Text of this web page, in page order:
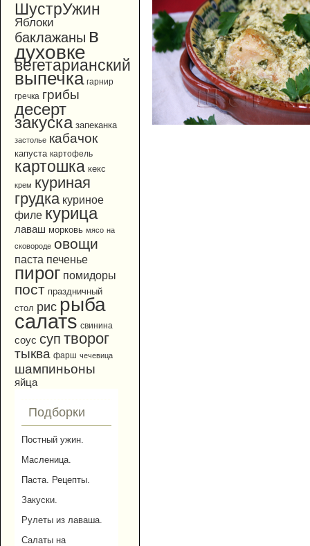
ШустрУжин
Яблоки
баклажаны в
духовке
вегетарианский
выпечка гарнир
гречка грибы
десерт
закуска запеканка
застолье кабачок
капуста картофель
картошка кекс
крем куриная
грудка куриное
филе курица
лаваш морковь мясо на
сковороде овощи
паста печенье
пирог помидоры
пост праздничный
стол рис рыба
салатs свинина
соус суп творог
тыква фарш чечевица
шампиньоны
яйца
Подборки
Постный ужин.
Масленица.
Паста. Рецепты.
Закуски.
Рулеты из лаваша.
Салаты на